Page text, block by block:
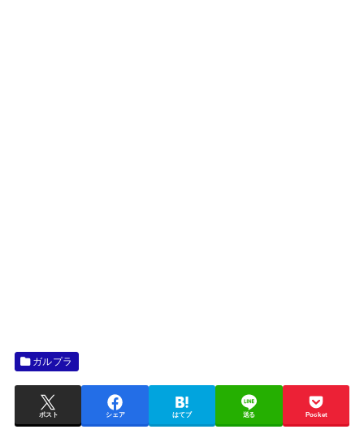
ガルプラ
ポスト シェア はてブ 送る Pocket